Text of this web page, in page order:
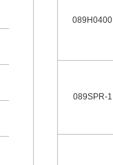
089H0400
089SPR-1